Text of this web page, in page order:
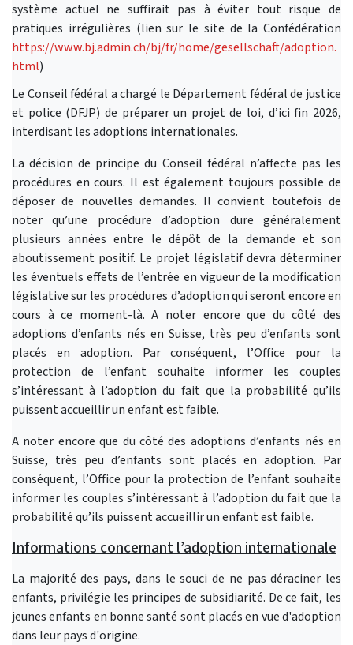
système actuel ne suffirait pas à éviter tout risque de
pratiques irrégulières (lien sur le site de la Confédération
https://www.bj.admin.ch/bj/fr/home/gesellschaft/adoption.
html)
Le Conseil fédéral a chargé le Département fédéral de justice
et police (DFJP) de préparer un projet de loi, d’ici fin 2026,
interdisant les adoptions internationales.
La décision de principe du Conseil fédéral n’affecte pas les
procédures en cours. Il est également toujours possible de
déposer de nouvelles demandes. Il convient toutefois de
noter qu’une procédure d’adoption dure généralement
plusieurs années entre le dépôt de la demande et son
aboutissement positif. Le projet législatif devra déterminer
les éventuels effets de l’entrée en vigueur de la modification
législative sur les procédures d’adoption qui seront encore en
cours à ce moment-là. A noter encore que du côté des
adoptions d’enfants nés en Suisse, très peu d’enfants sont
placés en adoption. Par conséquent, l’Office pour la
protection de l’enfant souhaite informer les couples
s’intéressant à l’adoption du fait que la probabilité qu’ils
puissent accueillir un enfant est faible.
A noter encore que du côté des adoptions d’enfants nés en
Suisse, très peu d’enfants sont placés en adoption. Par
conséquent, l’Office pour la protection de l’enfant souhaite
informer les couples s’intéressant à l’adoption du fait que la
probabilité qu’ils puissent accueillir un enfant est faible.
Informations concernant l’adoption internationale
La majorité des pays, dans le souci de ne pas déraciner les
enfants, privilégie les principes de subsidiarité. De ce fait, les
jeunes enfants en bonne santé sont placés en vue d'adoption
dans leur pays d'origine.